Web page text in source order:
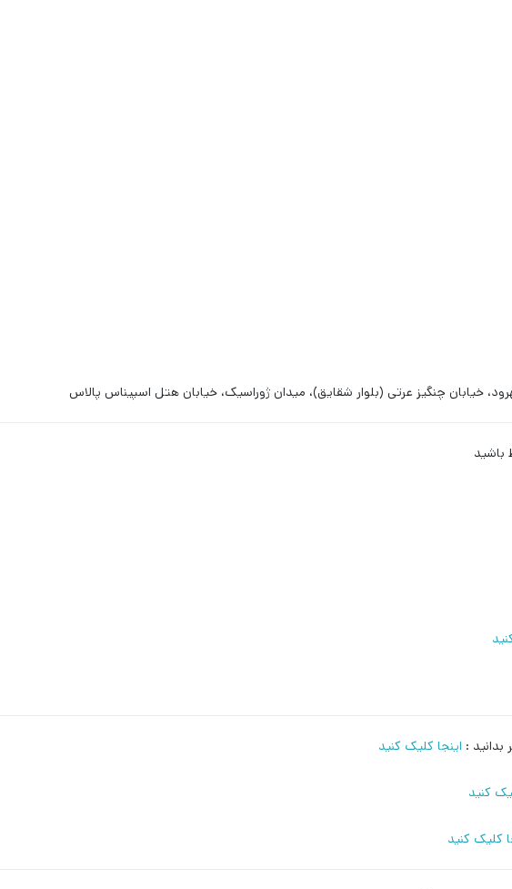
خیابان چنگیز عرتی (بلوار شقایق)، میدان ژوراسیک، خیابان هتل اسپیناس پالاس
باشید
: اینجا کلیک کنید
کنید
کلیک کنید